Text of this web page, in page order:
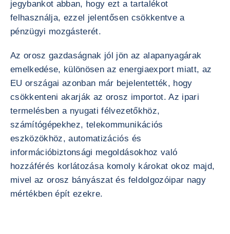
jegybankot abban, hogy ezt a tartalékot
felhasználja, ezzel jelentősen csökkentve a
pénzügyi mozgásterét.
Az orosz gazdaságnak jól jön az alapanyagárak
emelkedése, különösen az energiaexport miatt, az
EU országai azonban már bejelentették, hogy
csökkenteni akarják az orosz importot. Az ipari
termelésben a nyugati félvezetőkhöz,
számítógépekhez, telekommunikációs
eszközökhöz, automatizációs és
információbiztonsági megoldásokhoz való
hozzáférés korlátozása komoly károkat okoz majd,
mivel az orosz bányászat és feldolgozóipar nagy
mértékben épít ezekre.